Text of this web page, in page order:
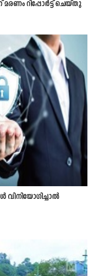
റിപ്പോർട്ട് ചെയ്തു
വിനിയോഗിച്ചാൽ